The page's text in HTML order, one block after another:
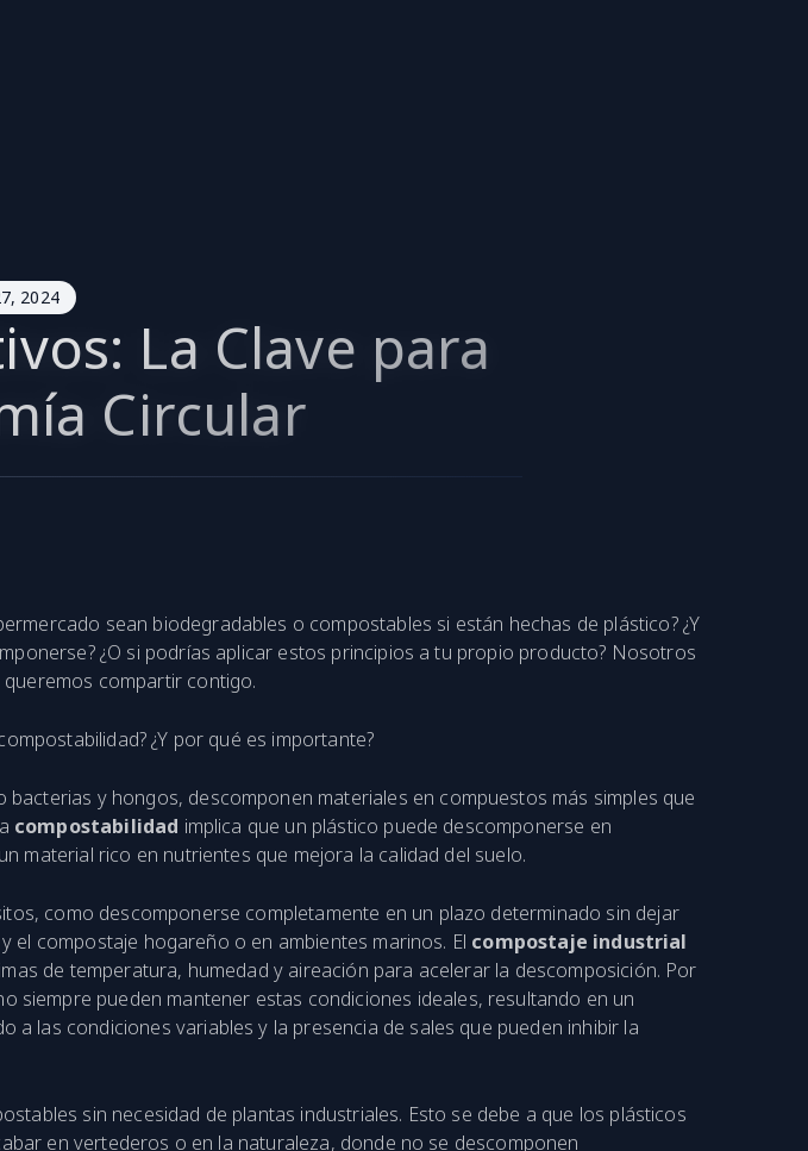
2024
La Clave para
Circular
sean biodegradables o compostables si están hechas de plástico? ¿Y
¿O si podrías aplicar estos principios a tu propio producto? Nosotros
compartir contigo.
¿Y por qué es importante?
y hongos, descomponen materiales en compuestos más simples que
compostabilidad implica que un plástico puede descomponerse en
material rico en nutrientes que mejora la calidad del suelo.
como descomponerse completamente en un plazo determinado sin dejar
el compostaje hogareño o en ambientes marinos. El compostaje industrial
de temperatura, humedad y aireación para acelerar la descomposición. Por
siempre pueden mantener estas condiciones ideales, resultando en un
a las condiciones variables y la presencia de sales que pueden inhibir la
sin necesidad de plantas industriales. Esto se debe a que los plásticos
en vertederos o en la naturaleza, donde no se descomponen